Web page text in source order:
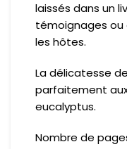
laissés dans un
témoignages ou
les hôtes.
La délicatesse
parfaitement
eucalyptus.
Nombre de